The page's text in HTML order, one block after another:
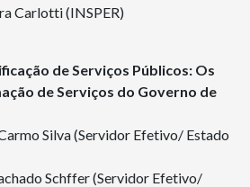
Carlotti (INSPER)
de Serviços Públicos: Os
de Serviços do Governo de
Silva (Servidor Efetivo/ Estado
Schffer (Servidor Efetivo/